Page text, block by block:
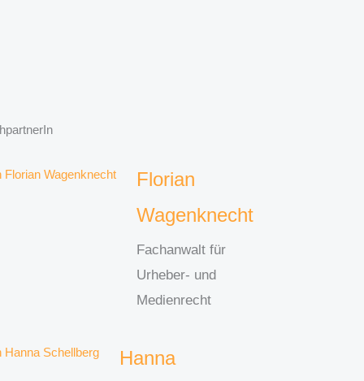
Florian
Wagenknecht
Fachanwalt für
Urheber- und
Medienrecht
Hanna